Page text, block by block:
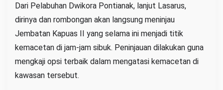
Dari Pelabuhan Dwikora Pontianak, lanjut Lasarus,
dirinya dan rombongan akan langsung meninjau
Jembatan Kapuas II yang selama ini menjadi titik
kemacetan di jam-jam sibuk. Peninjauan dilakukan guna
mengkaji opsi terbaik dalam mengatasi kemacetan di
kawasan tersebut.